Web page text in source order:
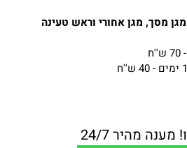
מסך, מגן אחורי וראש טעינה
מענה מהיר 24/7